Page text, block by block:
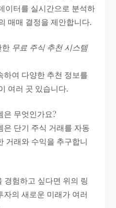
이터를 실시간으로 분석하
매매 결정을 제안합니다.
한 무료 주식 추천 시스템
하여 다양한 추천 정보를
여러 곳 있습니다.
은 무엇인가요?
은 단기 주식 거래를 자동
거래와 수익을 추구합니
경험하고 싶다면 위의 링
자의 새로운 미래가 여러